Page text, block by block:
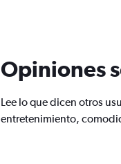
Opiniones
Lee lo que dicen otros
entretenimiento,